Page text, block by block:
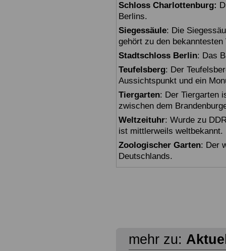
Schloss Charlottenburg:
Berlins.
Siegessäule: Die
gehört zu den
Stadtschloss Berlin: Das
Teufelsberg: Der
Aussichtspunkt und ein
Tiergarten: Der Tiergarten
zwischen dem
Weltzeituhr: Wurde zu
ist mittlerweils weltbekannt.
Zoologischer Garten: Der
Deutschlands.
mehr zu: